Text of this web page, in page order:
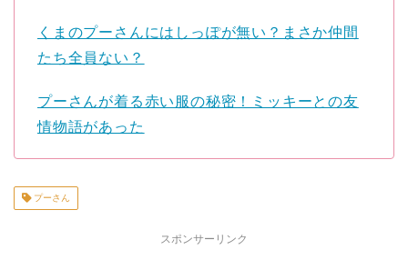
くまのプーさんにはしっぽが無い？まさか仲間
たち全員ない？
プーさんが着る赤い服の秘密！ミッキーとの友
情物語があった
プーさん
スポンサーリンク